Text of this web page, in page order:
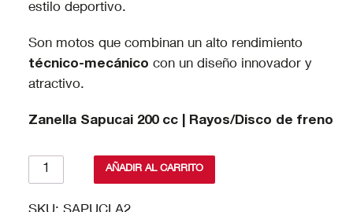
estilo deportivo.
Son motos que combinan un alto rendimiento
técnico-mecánico con un diseño innovador y
atractivo.
Zanella Sapucai 200 cc | Rayos/Disco de freno
Zanella
Sapucai
200
AÑADIR AL CARRITO